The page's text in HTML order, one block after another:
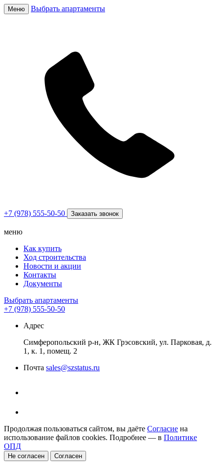
Меню Выбрать апартаменты
+7 (978) 555-50-50 Заказать звонок
меню
Как купить
Ход строительства
Новости и акции
Контакты
Документы
Выбрать апартаменты
+7 (978) 555-50-50
Адрес
Симферопольский р-н, ЖК Грэсовский, ул. Парковая, д.
1, к. 1, помещ. 2
Почта sales@szstatus.ru
Продолжая пользоваться сайтом, вы даёте Согласие на
использование файлов cookies. Подробнее — в Политике
ОПД
Не согласен Согласен